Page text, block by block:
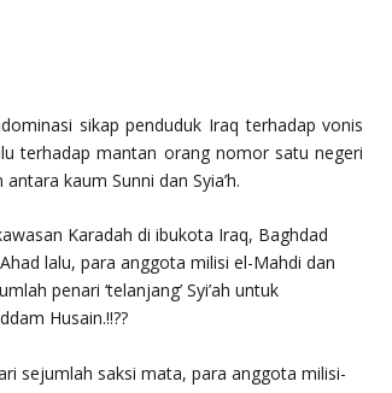
sikap penduduk Iraq terhadap vonis
terhadap mantan orang nomor satu negeri
kaum Sunni dan Syia’h.
Karadah di ibukota Iraq, Baghdad
lalu, para anggota milisi el-Mahdi dan
penari ‘telanjang’ Syi’ah untuk
Husain.!!??
sejumlah saksi mata, para anggota milisi-